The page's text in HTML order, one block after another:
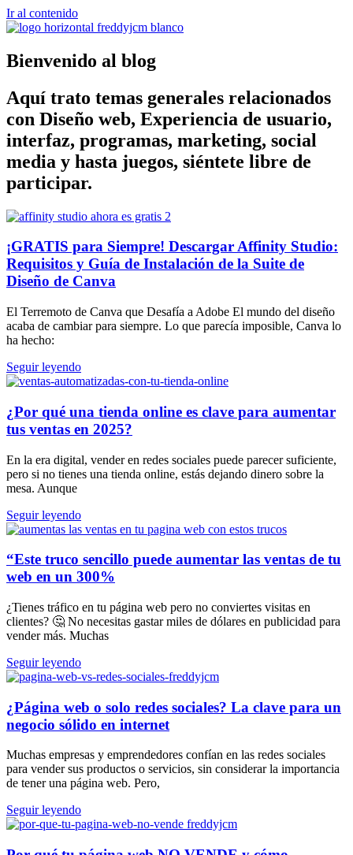
Ir al contenido
Bienvenido al blog
Aquí trato temas generales relacionados
con Diseño web, Experiencia de usuario,
interfaz, programas, marketing, social
media y hasta juegos, siéntete libre de
participar.
¡GRATIS para Siempre! Descargar Affinity Studio:
Requisitos y Guía de Instalación de la Suite de
Diseño de Canva
El Terremoto de Canva que Desafía a Adobe El mundo del diseño
acaba de cambiar para siempre. Lo que parecía imposible, Canva lo
ha hecho:
Seguir leyendo
¿Por qué una tienda online es clave para aumentar
tus ventas en 2025?
En la era digital, vender en redes sociales puede parecer suficiente,
pero si no tienes una tienda online, estás dejando dinero sobre la
mesa. Aunque
Seguir leyendo
“Este truco sencillo puede aumentar las ventas de tu
web en un 300%
¿Tienes tráfico en tu página web pero no conviertes visitas en
clientes? 🤔 No necesitas gastar miles de dólares en publicidad para
vender más. Muchas
Seguir leyendo
¿Página web o solo redes sociales? La clave para un
negocio sólido en internet
Muchas empresas y emprendedores confían en las redes sociales
para vender sus productos o servicios, sin considerar la importancia
de tener una página web. Pero,
Seguir leyendo